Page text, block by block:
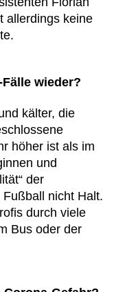
allerdings keine
wieder?
kälter, die
höher ist als im
und
der
nicht Halt.
durch viele
Bus oder der